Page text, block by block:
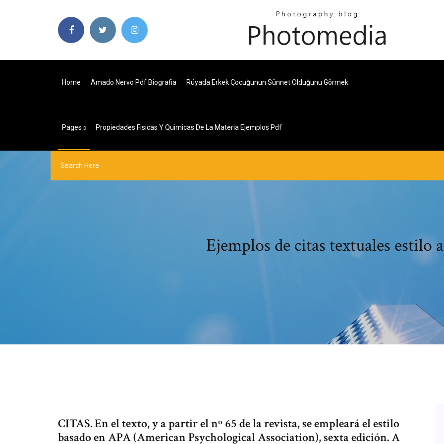
Home Amado Nervo Pdf Biografia Rüyada Erkek Çocuğunun Sünnet Olduğunu Görmek
Pages Propiedades Fisicas Y Quimicas De La Materia Ejemplos Pdf
Ejemplos de citas textuales estilo
CITAS. En el texto, y a partir el nº 65 de la revista, se empleará el estilo
basado en APA (American Psychological Association), sexta edición. A